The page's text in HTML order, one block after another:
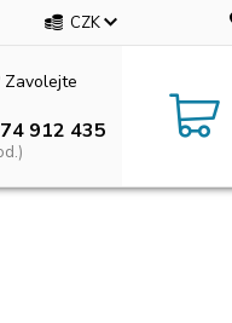
CZK
Zavolejte
912 435